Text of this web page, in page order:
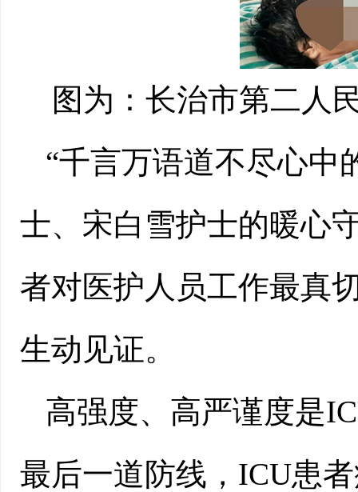
图为：长治市第二人
“千言万语道不尽心中
士、宋白雪护士的暖心
者对医护人员工作最真
生动见证。
高强度、高严谨度是
最后一道防线，ICU患